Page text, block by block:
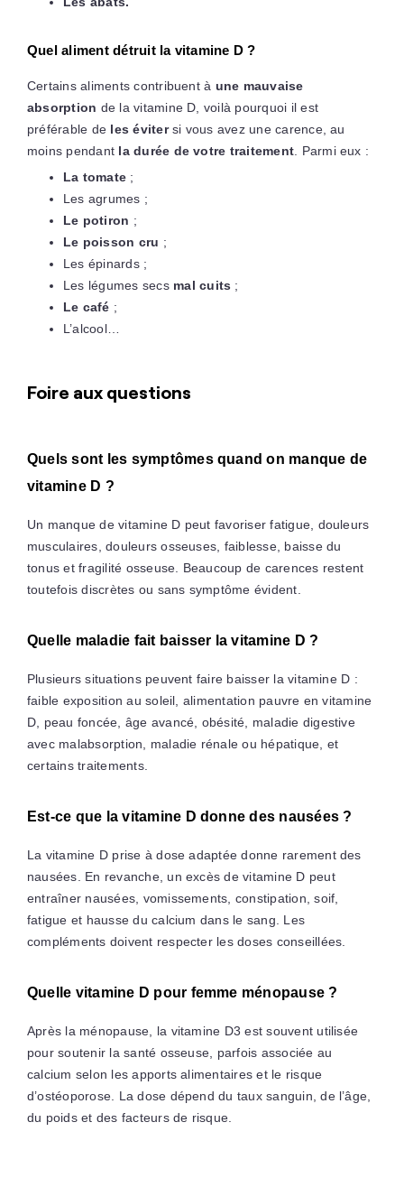
Quel aliment détruit la vitamine D ?
Certains aliments contribuent à une mauvaise
absorption de la vitamine D, voilà pourquoi il est
préférable de les évitersi vous avez une carence, au
moins pendant la durée de votre traitement . Parmi eux :
La tomate ;
Les agrumes ;
Le potiron ;
Le poisson cru ;
Les épinards ;
Les légumes secs mal cuits ;
Le café ;
L’alcool…
Foire aux questions
Quels sont les symptômes quand on manque de
vitamine D ?
Un manque de vitamine D peut favoriser fatigue, douleurs
musculaires, douleurs osseuses, faiblesse, baisse du
tonus et fragilité osseuse. Beaucoup de carences restent
toutefois discrètes ou sans symptôme évident.
Quelle maladie fait baisser la vitamine D ?
Plusieurs situations peuvent faire baisser la vitamine D :
faible exposition au soleil, alimentation pauvre en vitamine
D, peau foncée, âge avancé, obésité, maladie digestive
avec malabsorption, maladie rénale ou hépatique, et
certains traitements.
Est-ce que la vitamine D donne des nausées ?
La vitamine D prise à dose adaptée donne rarement des
nausées. En revanche, un excès de vitamine D peut
entraîner nausées, vomissements, constipation, soif,
fatigue et hausse du calcium dans le sang. Les
compléments doivent respecter les doses conseillées.
Quelle vitamine D pour femme ménopause ?
Après la ménopause, la vitamine D3 est souvent utilisée
pour soutenir la santé osseuse, parfois associée au
calcium selon les apports alimentaires et le risque
d’ostéoporose. La dose dépend du taux sanguin, de l’âge,
du poids et des facteurs de risque.